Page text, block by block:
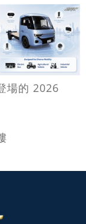
場的 2026